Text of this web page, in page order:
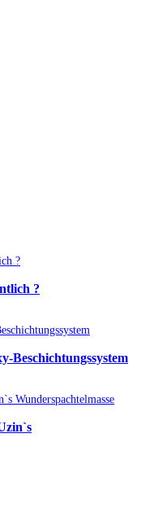
?
Beschichtungssystem